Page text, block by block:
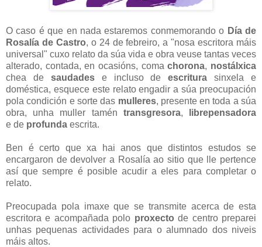
O caso é que en nada estaremos conmemorando o Día de
Rosalía de Castro, o 24 de febreiro, a "nosa escritora máis
universal" cuxo relato da súa vida e obra veuse tantas veces
alterado, contada, en ocasións, comachorona, nostálxica
chea de saudadese incluso deescritura sinxela e
doméstica, esquece este relato engadir a súa preocupación
pola condición e sorte das mulleres, presente en toda a súa
obra, unha muller tamén transgresora,
librepensadora
e de profunda escrita.
Ben é certo que xa hai anos que distintos estudos se
encargaron de devolver a Rosalía ao sitio que lle pertence
así que sempre é posible acudir a eles para completar o
relato.
Preocupada pola imaxe que se transmite acerca de esta
escritora e acompañada polo proxecto de centro preparei
unhas pequenas actividades para o alumnado dos niveis
máis altos.